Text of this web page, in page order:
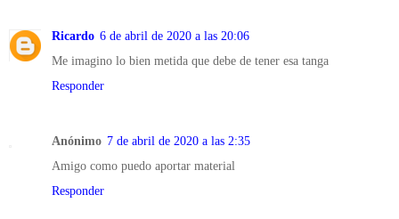
Ricardo 6 de abril de 2020 a las 20:06
Me imagino lo bien metida que debe de tener esa tanga
Responder
Anónimo 7 de abril de 2020 a las 2:35
Amigo como puedo aportar material
Responder